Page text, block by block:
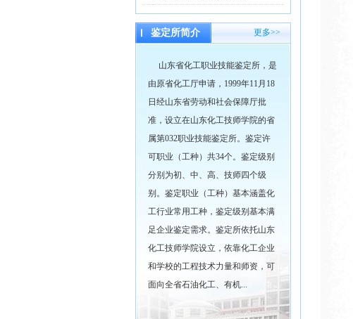
鉴定所简介 更多>>
山东省化工职业技能鉴定所，是
由原省化工厅申请，1999年11月18
日经山东省劳动和社会保障厅批
准，设立在山东化工技师学院的省
属第032职业技能鉴定所。鉴定许
可职业（工种）共34个。鉴定级别
分别为初、中、高、技师四个级
别。鉴定职业（工种）基本涵盖化
工行业常用工种，鉴定级别基本满
足企业鉴定需求。鉴定所依托山东
化工技师学院设立，依靠化工企业
和学校的工程技术力量和师资，可
面向全省石油化工、有机...